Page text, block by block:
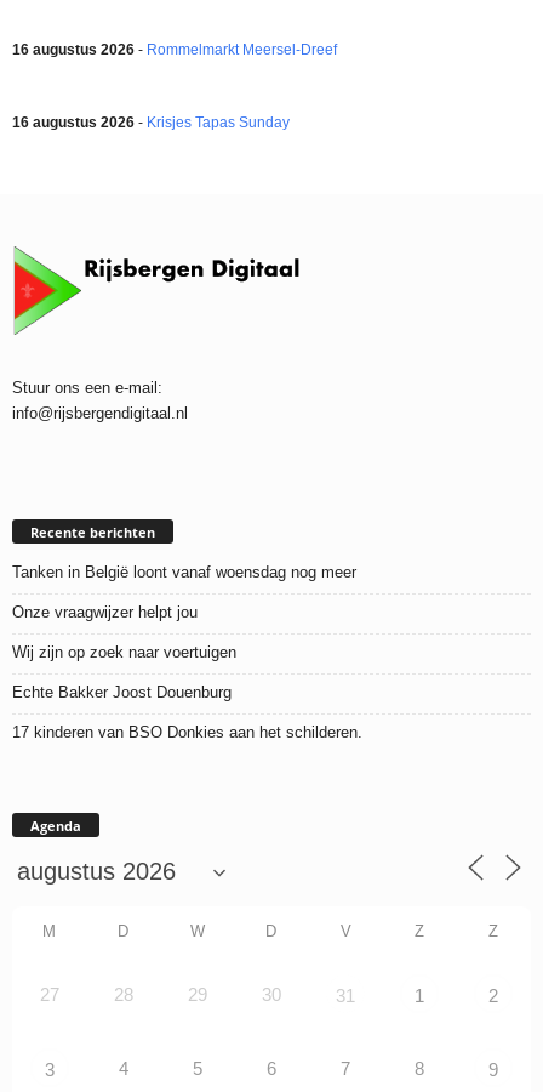
16 augustus 2026 - Rommelmarkt Meersel-Dreef
16 augustus 2026 - Krisjes Tapas Sunday
Stuur ons een e-mail:
info@rijsbergendigitaal.nl
Recente berichten
Tanken in België loont vanaf woensdag nog meer
Onze vraagwijzer helpt jou
Wij zijn op zoek naar voertuigen
Echte Bakker Joost Douenburg
17 kinderen van BSO Donkies aan het schilderen.
Agenda
M D W D V Z Z
27 28 29 30 31 1 2
3 4 5 6 7 8 9